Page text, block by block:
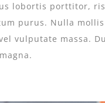
lobortis porttitor,
purus. Nulla
vulputate massa.